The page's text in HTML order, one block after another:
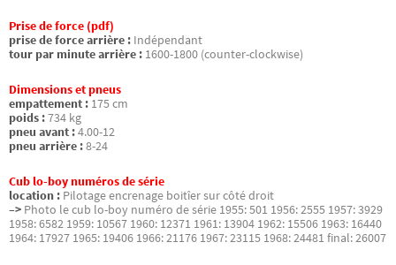
Prise de force (pdf)
prise de force arrière : Indépendant
tour par minute arrière : 1600-1800 (counter-clockwise)
Dimensions et pneus
empattement : 175 cm
poids :734 kg
pneu avant :4.00-12
pneu arrière :8-24
Cub lo-boy numéros de série
location : Pilotage encrenage boitîer sur côté droit
–> Photo le cub lo-boy numéro de série 1955: 501 1956: 2555 1957: 3929
1958: 6582 1959: 10567 1960: 12371 1961: 13904 1962: 15506 1963: 16440
1964: 17927 1965: 19406 1966: 21176 1967: 23115 1968: 24481 final: 26007